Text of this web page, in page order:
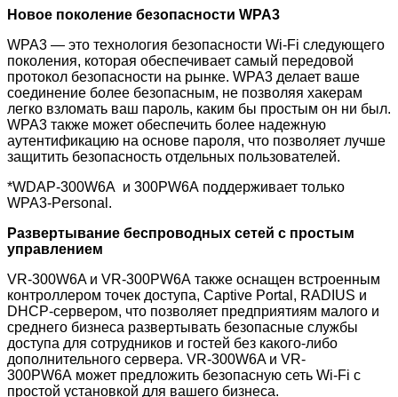
Новое поколение безопасности WPA3
WPA3 — это технология безопасности Wi-Fi следующего
поколения, которая обеспечивает самый передовой
протокол безопасности на рынке. WPA3 делает ваше
соединение более безопасным, не позволяя хакерам
легко взломать ваш пароль, каким бы простым он ни был.
WPA3 также может обеспечить более надежную
аутентификацию на основе пароля, что позволяет лучше
защитить безопасность отдельных пользователей.
*WDAP-300W6A и 300PW6A поддерживает только
WPA3-Personal.
Развертывание беспроводных сетей с простым
управлением
VR-300W6A и VR-300PW6A также оснащен встроенным
контроллером точек доступа, Captive Portal, RADIUS и
DHCP-сервером, что позволяет предприятиям малого и
среднего бизнеса развертывать безопасные службы
доступа для сотрудников и гостей без какого-либо
дополнительного сервера. VR-300W6A и VR-
300PW6A может предложить безопасную сеть Wi-Fi с
простой установкой для вашего бизнеса.